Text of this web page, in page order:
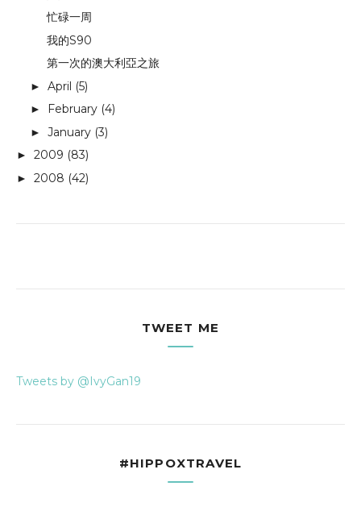
忙碌一周
我的S90
第一次的澳大利亞之旅
► April (5)
► February (4)
► January (3)
► 2009 (83)
► 2008 (42)
TWEET ME
Tweets by @IvyGan19
#HIPPOXTRAVEL